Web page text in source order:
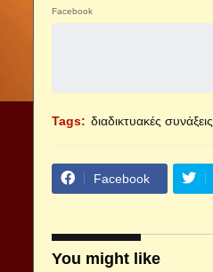
Facebook
Tags: διαδικτυακές συνάξεις
Facebook
You might like